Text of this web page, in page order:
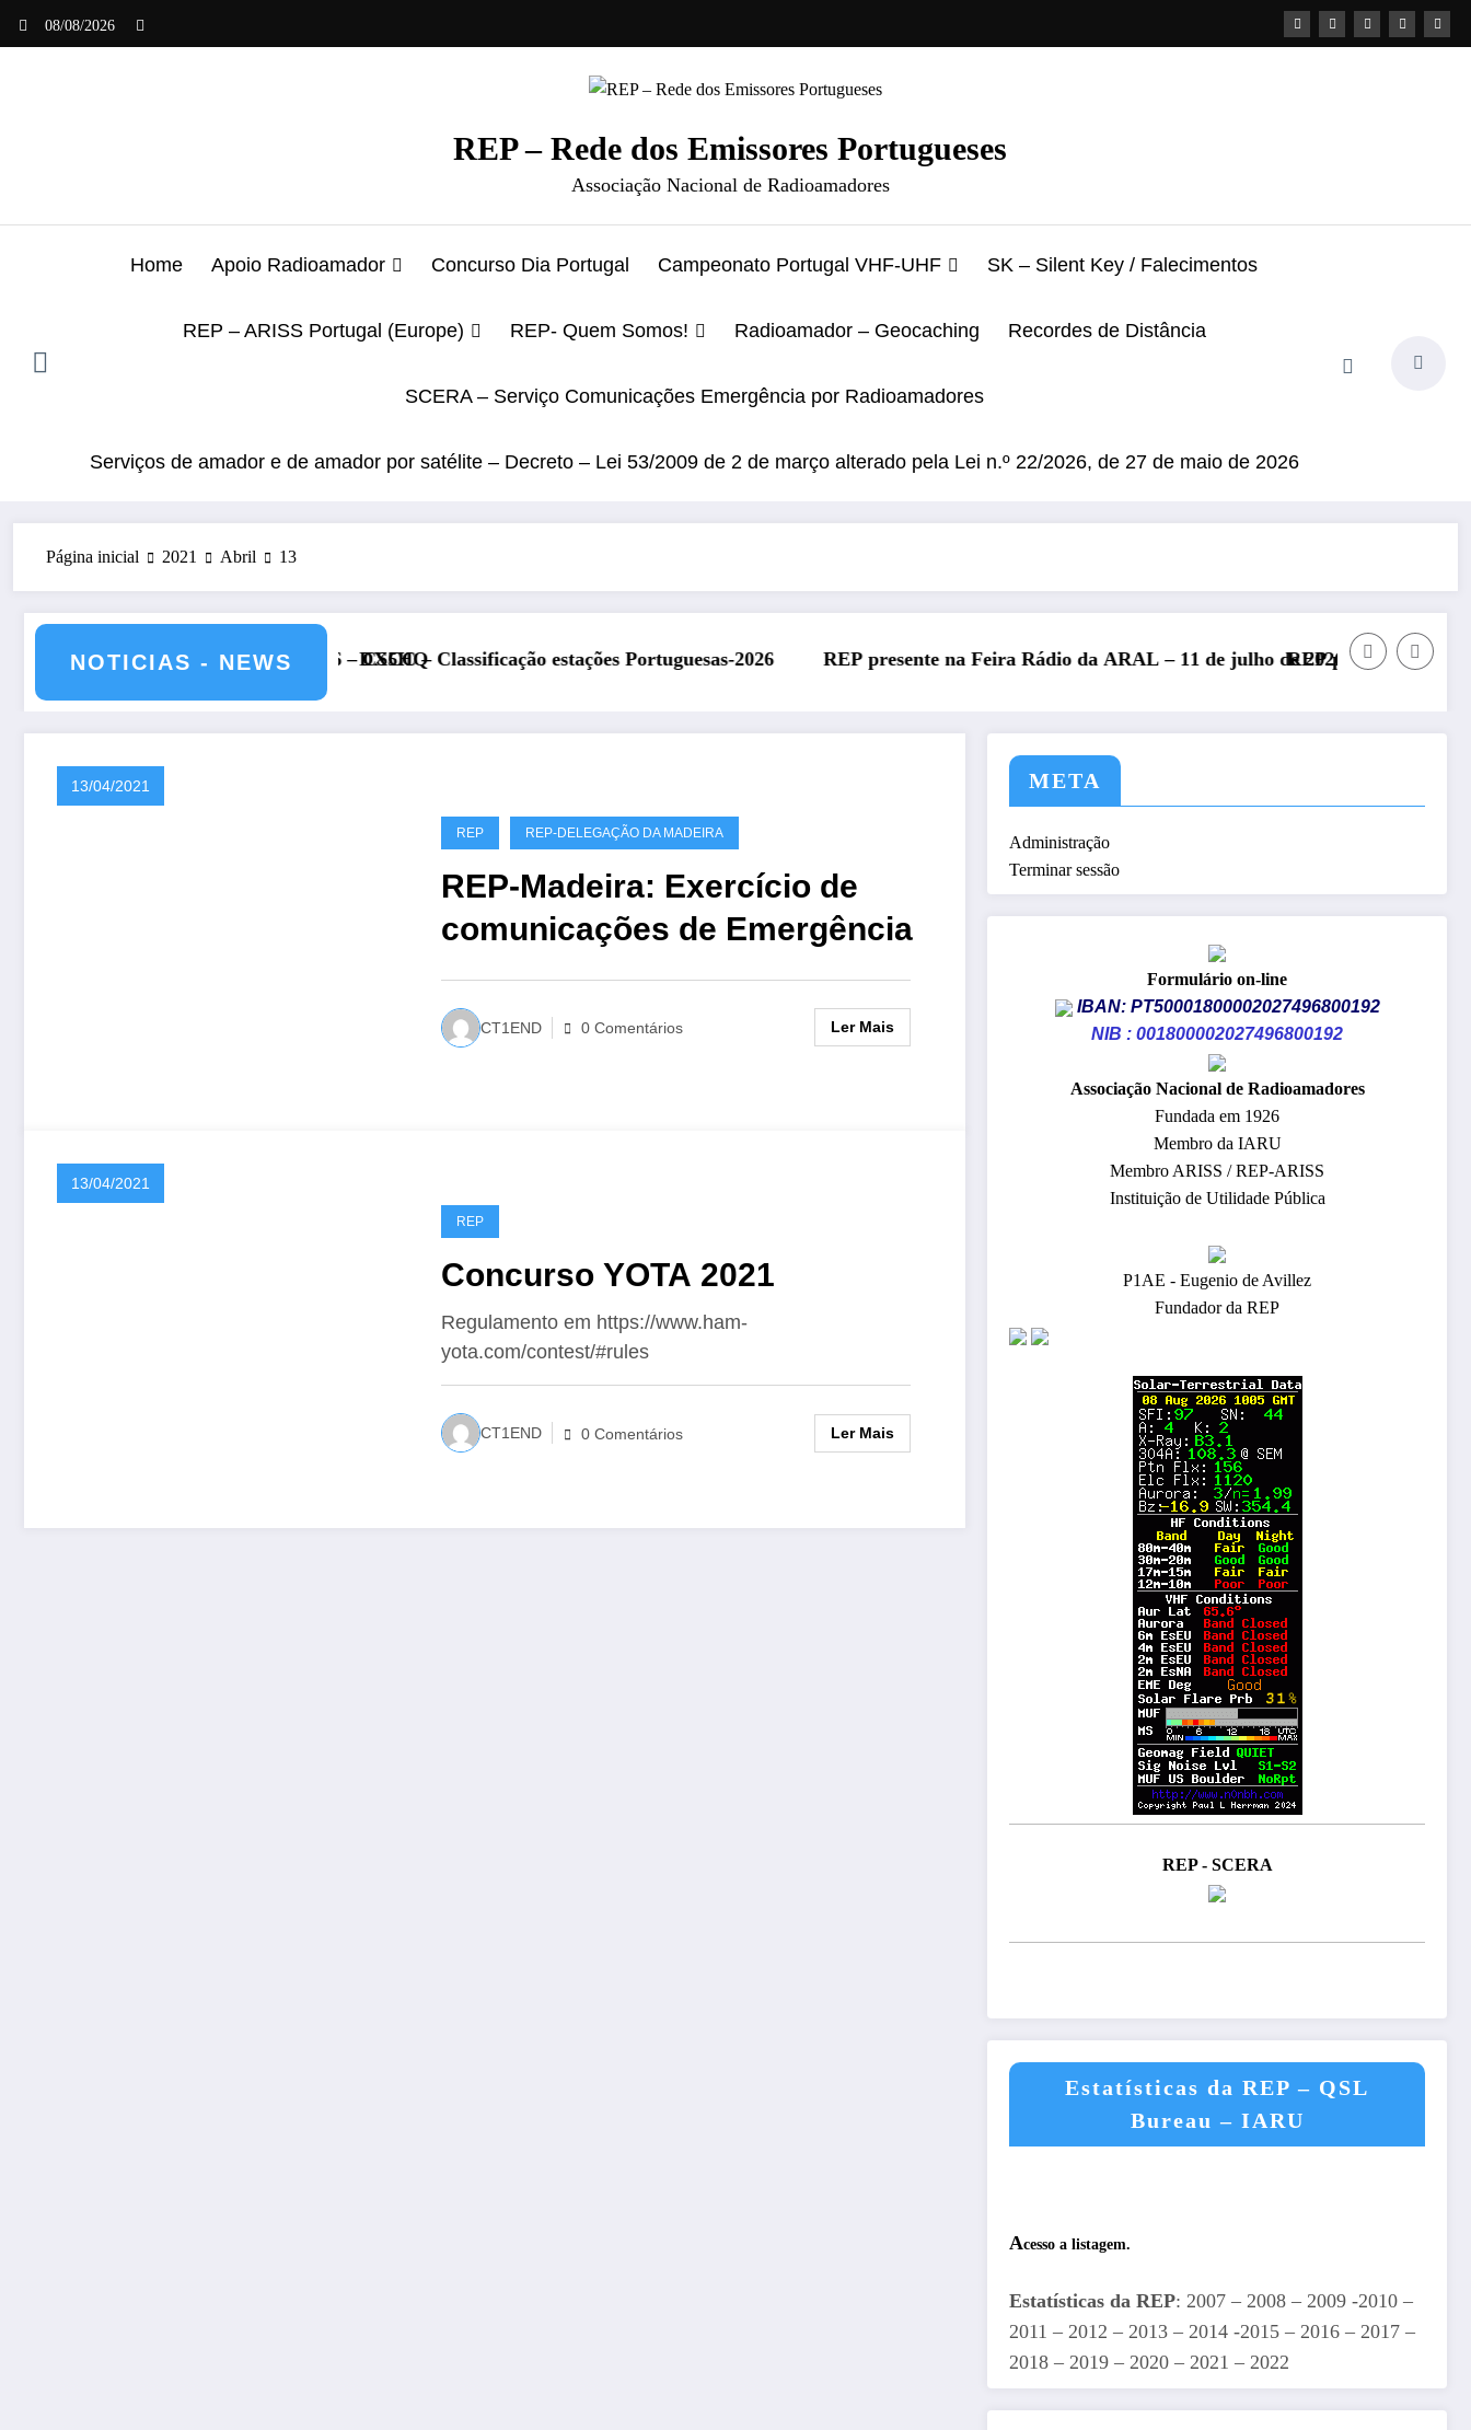
08/08/2026
REP – Rede dos Emissores Portugueses
Associação Nacional de Radioamadores
Home Apoio Radioamador Concurso Dia Portugal Campeonato Portugal VHF-UHF SK – Silent Key / Falecimentos
REP – ARISS Portugal (Europe) REP- Quem Somos! Radioamador – Geocaching Recordes de Distância
SCERA – Serviço Comunicações Emergência por Radioamadores
Serviços de amador e de amador por satélite – Decreto – Lei 53/2009 de 2 de março alterado pela Lei n.º 22/2026, de 27 de maio de 2026
Página inicial 2021 Abril 13
NOTICIAS - NEWS
de 2026 – CS5HQDXCC – Classificação estações Portuguesas-2026 REP presente na Feira Rádio da ARAL – 11 de julho de 2026REP presente no Encontro Nacional de
13/04/2021
REP REP-DELEGAÇÃO DA MADEIRA
REP-Madeira: Exercício de
comunicações de Emergência
CT1END 0 Comentários Ler Mais
13/04/2021
REP
Concurso YOTA 2021
Regulamento em https://www.ham-
yota.com/contest/#rules
CT1END 0 Comentários Ler Mais
META
Administração
Terminar sessão
Formulário on-line
IBAN: PT50001800002027496800192
NIB : 001800002027496800192
​Associação Nacional de Radioamadores
Fundada em 1926
Membro da IARU
Membro ARISS / REP-ARISS
Instituição de Utilidade Pública
P1AE - Eugenio de Avillez
Fundador da REP
REP - SCERA
Estatísticas da REP – QSL
Bureau – IARU
Acesso a listagem.
Estatísticas da REP: 2007 – 2008 – 2009 -2010 –
2011 – 2012 – 2013 – 2014 -2015 – 2016 – 2017 –
2018 – 2019 – 2020 – 2021 – 2022